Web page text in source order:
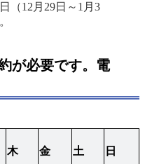
（12月29日～1月3
が必要です。電
木 金 土 日